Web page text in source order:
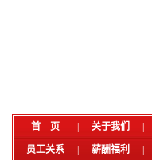
首 页 关于我们
员工关系 薪酬福利